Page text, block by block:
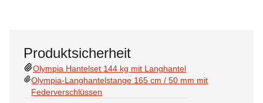
Produktsicherheit
Olympia Hantelset 144 kg mit Langhantel
Olympia-Langhantelstange 165 cm / 50 mm mit
Federverschlüssen